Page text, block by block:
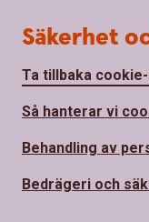
Säkerhet
Ta tillbaka
Så hanterar vi
Behandling av
Bedrägeri och